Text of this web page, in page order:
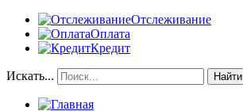
Отслеживание
Оплата
Кредит
Искать... Найти